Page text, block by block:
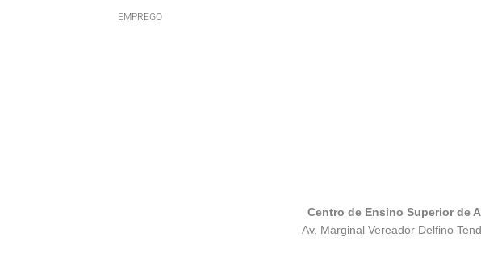
EMPREGO
Centro de Ensino Superior de
Av. Marginal Vereador Delfino